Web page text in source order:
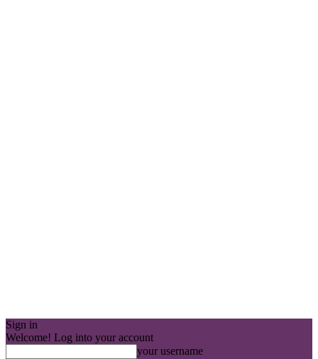
Sign in
Welcome! Log into your account
your username